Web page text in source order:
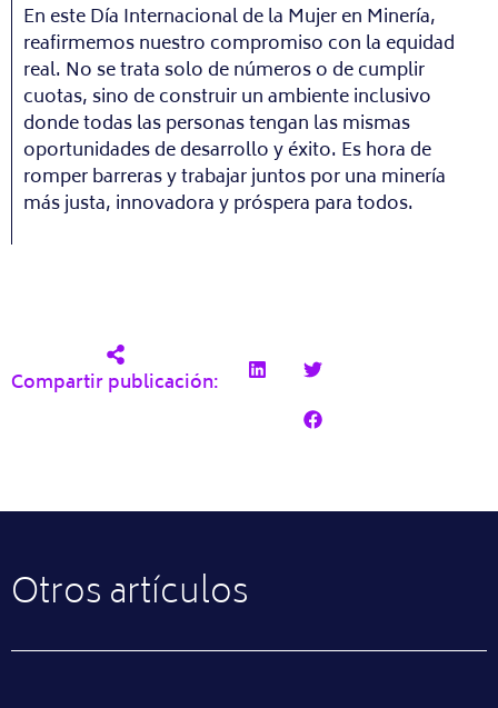
En este Día Internacional de la Mujer en Minería,
reafirmemos nuestro compromiso con la equidad
real. No se trata solo de números o de cumplir
cuotas, sino de construir un ambiente inclusivo
donde todas las personas tengan las mismas
oportunidades de desarrollo y éxito. Es hora de
romper barreras y trabajar juntos por una minería
más justa, innovadora y próspera para todos.
Compartir publicación:
Otros artículos